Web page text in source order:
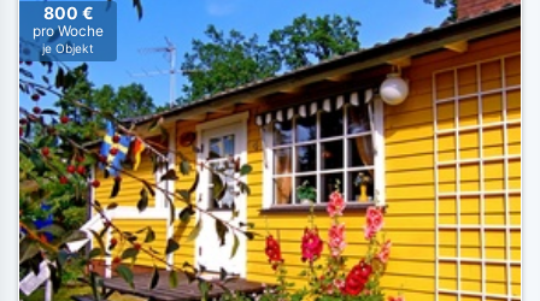
800 €
pro Woche
je Objekt